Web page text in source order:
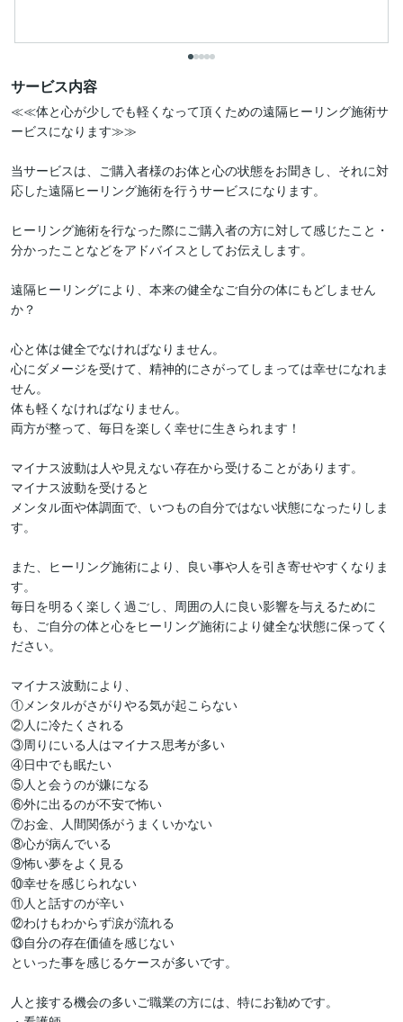
サービス内容
≪≪体と心が少しでも軽くなって頂くための遠隔ヒーリング施術サ
ービスになります≫≫
当サービスは、ご購入者様のお体と心の状態をお聞きし、それに対
応した遠隔ヒーリング施術を行うサービスになります。
ヒーリング施術を行なった際にご購入者の方に対して感じたこと・
分かったことなどをアドバイスとしてお伝えします。
遠隔ヒーリングにより、本来の健全なご自分の体にもどしません
か？
心と体は健全でなければなりません。
心にダメージを受けて、精神的にさがってしまっては幸せになれま
せん。
体も軽くなければなりません。
両方が整って、毎日を楽しく幸せに生きられます！
マイナス波動は人や見えない存在から受けることがあります。
マイナス波動を受けると
メンタル面や体調面で、いつもの自分ではない状態になったりしま
す。
また、ヒーリング施術により、良い事や人を引き寄せやすくなりま
す。
毎日を明るく楽しく過ごし、周囲の人に良い影響を与えるために
も、ご自分の体と心をヒーリング施術により健全な状態に保ってく
ださい。
マイナス波動により、
①メンタルがさがりやる気が起こらない
②人に冷たくされる
③周りにいる人はマイナス思考が多い
④日中でも眠たい
⑤人と会うのが嫌になる
⑥外に出るのが不安で怖い
⑦お金、人間関係がうまくいかない
⑧心が病んでいる
⑨怖い夢をよく見る
⑩幸せを感じられない
⑪人と話すのが辛い
⑫わけもわからず涙が流れる
⑬自分の存在価値を感じない
といった事を感じるケースが多いです。
人と接する機会の多いご職業の方には、特にお勧めです。